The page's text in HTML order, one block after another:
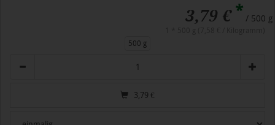
3,79 €* / 500 g
500 g
3,79 €